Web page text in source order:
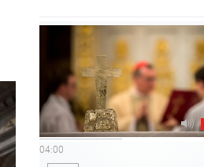
04:00